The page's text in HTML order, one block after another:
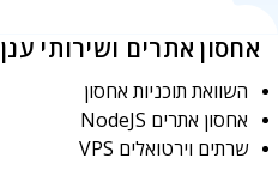
אחסון אתרים ושירותי ענן
השוואת תוכניות אחסון
אחסון אתרים NodeJS
שרתים וירטואלים VPS